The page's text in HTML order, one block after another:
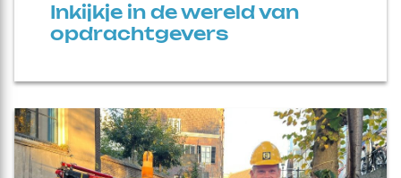
Inkijkje in de wereld van
opdrachtgevers